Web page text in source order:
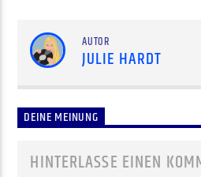
AUTOR
JULIE HARDT
DEINE MEINUNG
HINTERLASSE EINEN